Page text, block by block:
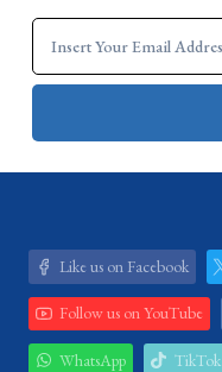
Like us on Facebook
Follow us on YouTube
WhatsApp TikTok